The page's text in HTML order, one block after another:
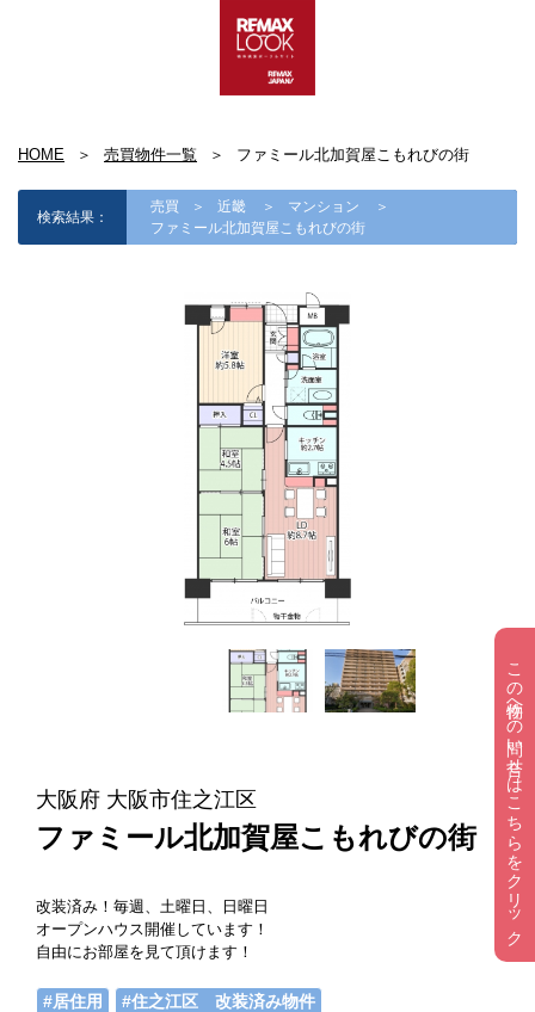
HOME 売買物件一覧 ファミール北加賀屋こもれびの街
検索結果：
売買 近畿
マンション
ファミール北加賀屋こもれびの街
大阪府 大阪市住之江区
ファミール北加賀屋こもれびの街
改装済み！毎週、土曜日、日曜日
オープンハウス開催しています！
自由にお部屋を見て頂けます！
#居住用
#住之江区 改装済み物件
この物件への問い合せはこちらをクリック